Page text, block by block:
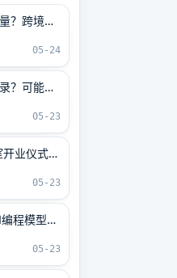
？跨境卖
05-24
？可能是
05-23
业仪式上
05-23
程模型
05-23